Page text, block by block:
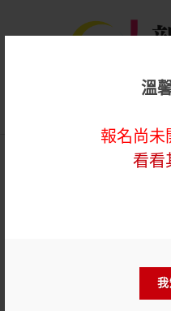
溫
報名尚未
看看
我
說明暨訓練